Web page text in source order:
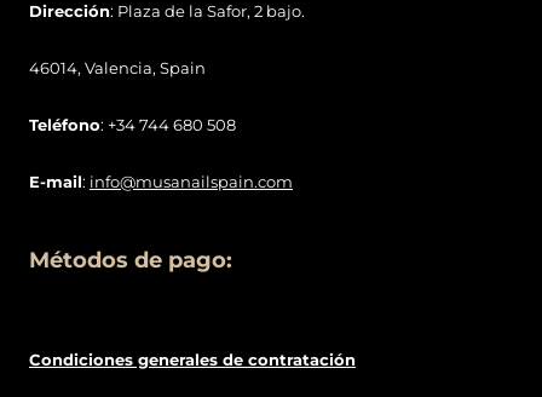
Dirección: Plaza de la Safor, 2 bajo.
46014, Valencia, Spain
Teléfono: +34 744 680 508
E-mail: info@musanailspain.com
Métodos de pago:
Condiciones generales de contratación